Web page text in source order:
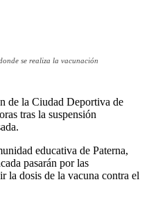
se realiza la vacunación
de la Ciudad Deportiva de
tras la suspensión
educativa de Paterna,
pasarán por las
la dosis de la vacuna contra el